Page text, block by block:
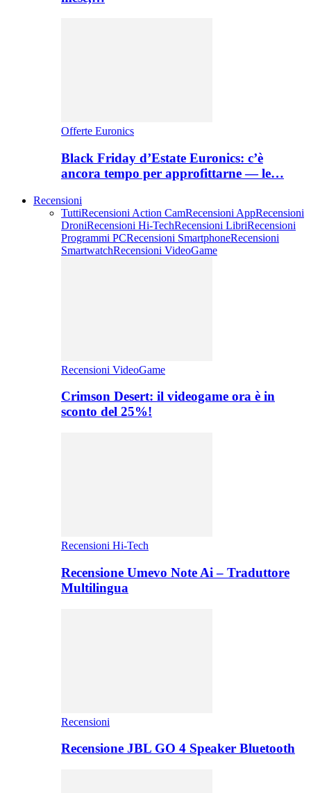
Offerte Euronics
Black Friday d’Estate Euronics: c’è
ancora tempo per approfittarne — le…
Recensioni
TuttiRecensioni Action CamRecensioni AppRecensioni
DroniRecensioni Hi-TechRecensioni LibriRecensioni
Programmi PCRecensioni SmartphoneRecensioni
SmartwatchRecensioni VideoGame
Recensioni VideoGame
Crimson Desert: il videogame ora è in
sconto del 25%!
Recensioni Hi-Tech
Recensione Umevo Note Ai – Traduttore
Multilingua
Recensioni
Recensione JBL GO 4 Speaker Bluetooth